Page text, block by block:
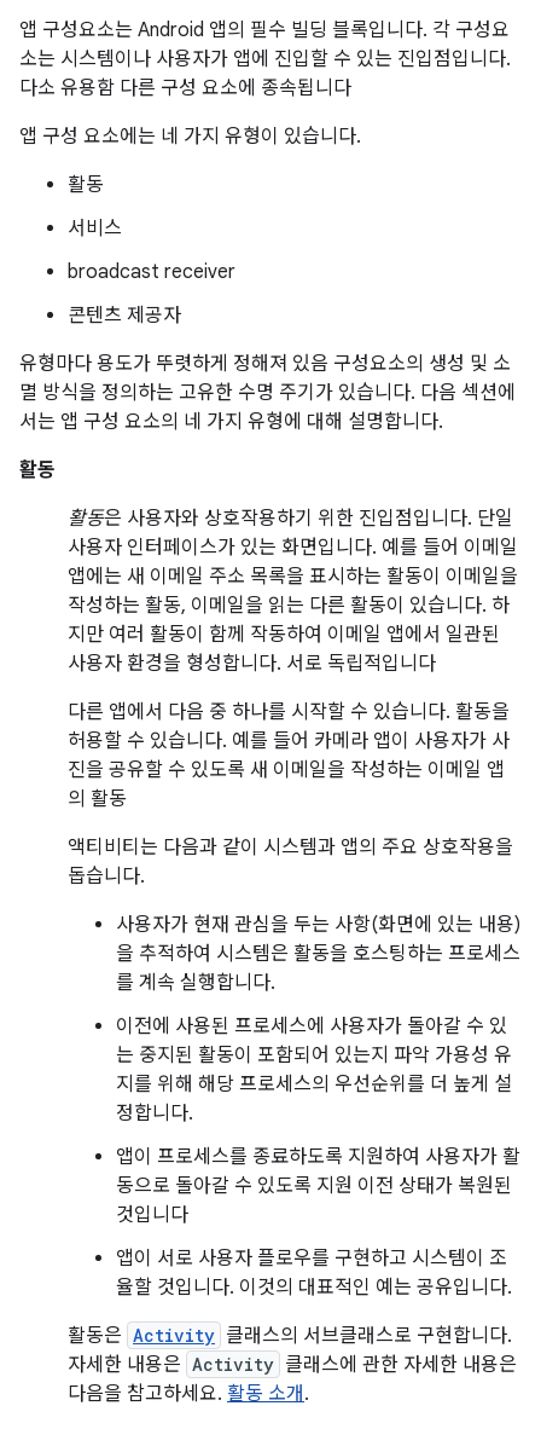
앱 구성요소는 Android 앱의 필수 빌딩 블록입니다. 각 구성요
소는 시스템이나 사용자가 앱에 진입할 수 있는 진입점입니다.
다소 유용함 다른 구성 요소에 종속됩니다
앱 구성 요소에는 네 가지 유형이 있습니다.
활동
서비스
broadcast receiver
콘텐츠 제공자
유형마다 용도가 뚜렷하게 정해져 있음 구성요소의 생성 및 소
멸 방식을 정의하는 고유한 수명 주기가 있습니다. 다음 섹션에
서는 앱 구성 요소의 네 가지 유형에 대해 설명합니다.
활동
활동은 사용자와 상호작용하기 위한 진입점입니다. 단일
사용자 인터페이스가 있는 화면입니다. 예를 들어 이메일
앱에는 새 이메일 주소 목록을 표시하는 활동이 이메일을
작성하는 활동, 이메일을 읽는 다른 활동이 있습니다. 하
지만 여러 활동이 함께 작동하여 이메일 앱에서 일관된
사용자 환경을 형성합니다. 서로 독립적입니다
다른 앱에서 다음 중 하나를 시작할 수 있습니다. 활동을
허용할 수 있습니다. 예를 들어 카메라 앱이 사용자가 사
진을 공유할 수 있도록 새 이메일을 작성하는 이메일 앱
의 활동
액티비티는 다음과 같이 시스템과 앱의 주요 상호작용을
돕습니다.
사용자가 현재 관심을 두는 사항(화면에 있는 내용)
을 추적하여 시스템은 활동을 호스팅하는 프로세스
를 계속 실행합니다.
이전에 사용된 프로세스에 사용자가 돌아갈 수 있
는 중지된 활동이 포함되어 있는지 파악 가용성 유
지를 위해 해당 프로세스의 우선순위를 더 높게 설
정합니다.
앱이 프로세스를 종료하도록 지원하여 사용자가 활
동으로 돌아갈 수 있도록 지원 이전 상태가 복원된
것입니다
앱이 서로 사용자 플로우를 구현하고 시스템이 조
율할 것입니다. 이것의 대표적인 예는 공유입니다.
활동은 Activity 클래스의 서브클래스로 구현합니다.
자세한 내용은 Activity 클래스에 관한 자세한 내용은
다음을 참고하세요. 활동 소개 .